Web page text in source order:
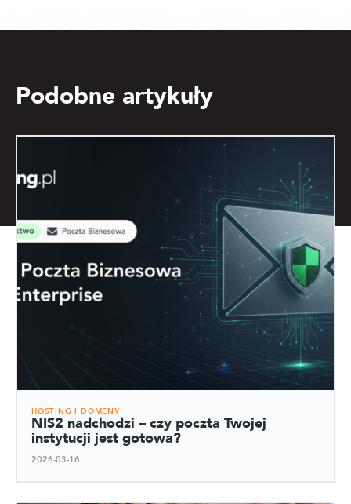
Podobne artykuły
HOSTING I DOMENY
NIS2 nadchodzi – czy poczta Twojej
instytucji jest gotowa?
2026-03-16